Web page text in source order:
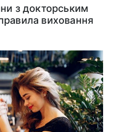
з докторським
виховання